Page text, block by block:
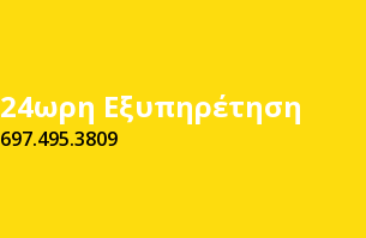
24ωρη Εξυπηρέτηση
697.495.3809